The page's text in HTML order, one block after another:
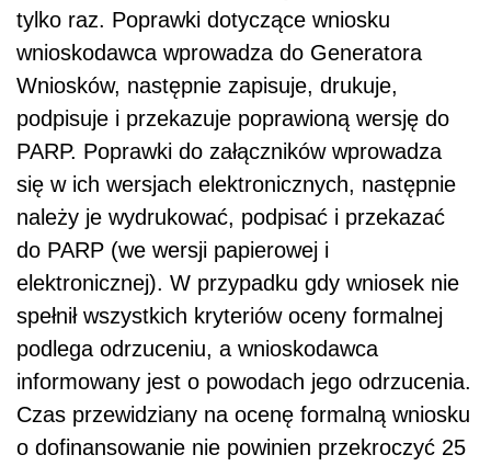
tylko raz. Poprawki dotyczące wniosku
wnioskodawca wprowadza do Generatora
Wniosków, następnie zapisuje, drukuje,
podpisuje i przekazuje poprawioną wersję do
PARP. Poprawki do załączników wprowadza
się w ich wersjach elektronicznych, następnie
należy je wydrukować, podpisać i przekazać
do PARP (we wersji papierowej i
elektronicznej). W przypadku gdy wniosek nie
spełnił wszystkich kryteriów oceny formalnej
podlega odrzuceniu, a wnioskodawca
informowany jest o powodach jego odrzucenia.
Czas przewidziany na ocenę formalną wniosku
o dofinansowanie nie powinien przekroczyć 25